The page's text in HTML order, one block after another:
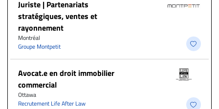
Juriste | Partenariats
stratégiques, ventes et
rayonnement
Montréal
Groupe Montpetit
Avocat.e en droit immobilier
commercial
Ottawa
Recrutement Life After Law